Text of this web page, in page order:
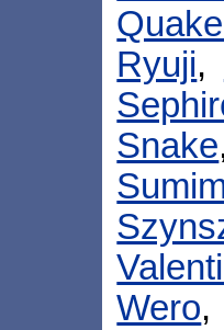
Ryuji,
Snake
Wero